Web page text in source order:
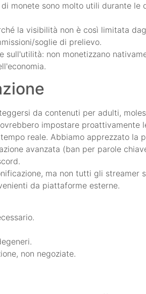
monete sono molto utili durante le
la visibilità non è così limitata
soglie di prelievo.
non monetizzano
da contenuti per adulti,
impostare proattivamente
reale. Abbiamo apprezzato la
avanzata (ban per parole
ma non tutti gli streamer
da piattaforme esterne.
non negoziate.